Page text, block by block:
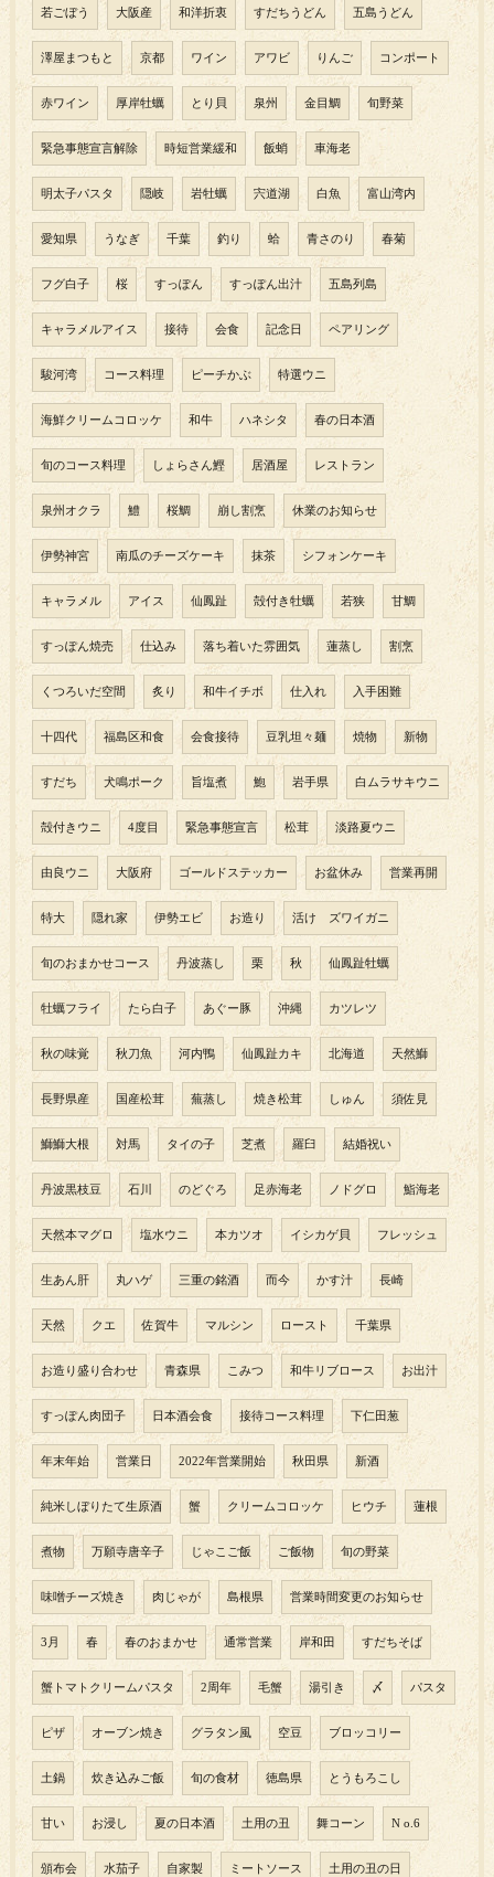
若ごぼう 大阪産 和洋折衷 すだちうどん 五島うどん
澤屋まつもと 京都 ワイン アワビ りんご コンポート
赤ワイン 厚岸牡蠣 とり貝 泉州 金目鯛 旬野菜
緊急事態宣言解除 時短営業緩和 飯蛸 車海老
明太子パスタ 隠岐 岩牡蠣 宍道湖 白魚 富山湾内
愛知県 うなぎ 千葉 釣り 蛤 青さのり 春菊
フグ白子 桜 すっぽん すっぽん出汁 五島列島
キャラメルアイス 接待 会食 記念日 ペアリング
駿河湾 コース料理 ピーチかぶ 特選ウニ
海鮮クリームコロッケ 和牛 ハネシタ 春の日本酒
旬のコース料理 しょらさん鰹 居酒屋 レストラン
泉州オクラ 鱧 桜鯛 崩し割烹 休業のお知らせ
伊勢神宮 南瓜のチーズケーキ 抹茶 シフォンケーキ
キャラメル アイス 仙鳳趾 殻付き牡蠣 若狭 甘鯛
すっぽん焼売 仕込み 落ち着いた雰囲気 蓮蒸し 割烹
くつろいだ空間 炙り 和牛イチボ 仕入れ 入手困難
十四代 福島区和食 会食接待 豆乳坦々麺 焼物 新物
すだち 犬鳴ポーク 旨塩煮 鮑 岩手県 白ムラサキウニ
殻付きウニ 4度目 緊急事態宣言 松茸 淡路夏ウニ
由良ウニ 大阪府 ゴールドステッカー お盆休み 営業再開
特大 隠れ家 伊勢エビ お造り 活け ズワイガニ
旬のおまかせコース 丹波蒸し 栗 秋 仙鳳趾牡蠣
牡蠣フライ たら白子 あぐー豚 沖縄 カツレツ
秋の味覚 秋刀魚 河内鴨 仙鳳趾カキ 北海道 天然鰤
長野県産 国産松茸 蕪蒸し 焼き松茸 しゅん 須佐見
鰤鰤大根 対馬 タイの子 芝煮 羅臼 結婚祝い
丹波黒枝豆 石川 のどぐろ 足赤海老 ノドグロ 鮨海老
天然本マグロ 塩水ウニ 本カツオ イシカゲ貝 フレッシュ
生あん肝 丸ハゲ 三重の銘酒 而今 かす汁 長崎
天然 クエ 佐賀牛 マルシン ロースト 千葉県
お造り盛り合わせ 青森県 こみつ 和牛リブロース お出汁
すっぽん肉団子 日本酒会食 接待コース料理 下仁田葱
年末年始 営業日 2022年営業開始 秋田県 新酒
純米しぼりたて生原酒 蟹 クリームコロッケ ヒウチ 蓮根
煮物 万願寺唐辛子 じゃこご飯 ご飯物 旬の野菜
味噌チーズ焼き 肉じゃが 島根県 営業時間変更のお知らせ
3月 春 春のおまかせ 通常営業 岸和田 すだちそば
蟹トマトクリームパスタ 2周年 毛蟹 湯引き 〆 パスタ
ピザ オーブン焼き グラタン風 空豆 ブロッコリー
土鍋 炊き込みご飯 旬の食材 徳島県 とうもろこし
甘い お浸し 夏の日本酒 土用の丑 舞コーン N o.6
頒布会 水茄子 自家製 ミートソース 土用の丑の日